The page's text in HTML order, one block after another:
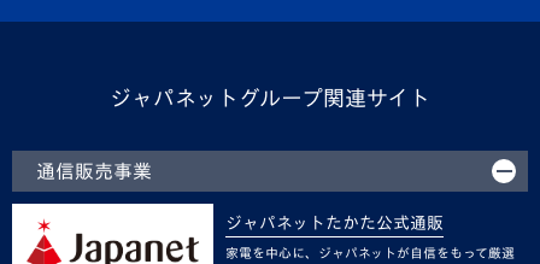
ジャパネットグループ関連サイト
通信販売事業
ジャパネットたかた公式通販
家電を中心に、ジャパネットが自信をもって厳選